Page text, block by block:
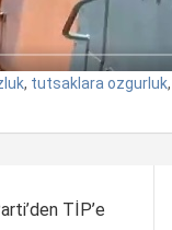
, tutsaklara ozgurluk,
TİP’e